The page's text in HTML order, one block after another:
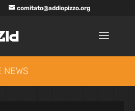
comitato@addiopizzo.org
NEWS